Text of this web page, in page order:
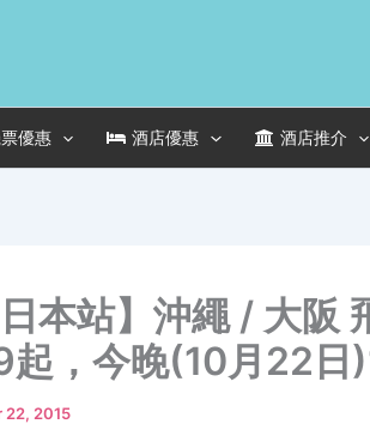
優惠 酒店優惠 酒店推介
本站】沖繩 / 大阪
，今晚(10月22日
22, 2015